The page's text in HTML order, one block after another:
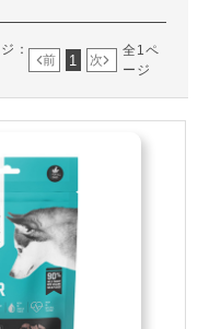
：
前 1 次
全1ペ
ージ